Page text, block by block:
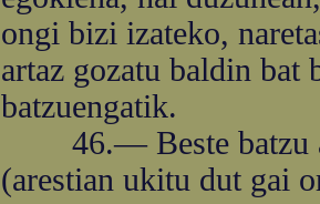
ongi bizi izateko,
artaz gozatu baldin bat
batzuengatik.
46.— Beste batzu
(arestian ukitu dut gai